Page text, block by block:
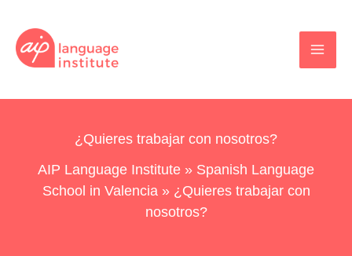
innehåll
¿Quieres trabajar con nosotros?
AIP Language Institute » Spanish Language
School in Valencia» ¿Quieres trabajar con
nosotros?